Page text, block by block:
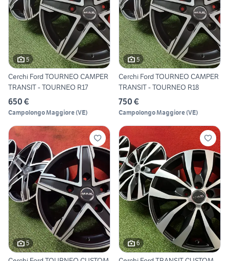
5
Cerchi Ford TOURNEO CAMPER
TRANSIT - TOURNEO R17
650 €
Campolongo Maggiore(VE)
5
Cerchi Ford TOURNEO CAMPER
TRANSIT - TOURNEO R18
750 €
Campolongo Maggiore(VE)
5 6